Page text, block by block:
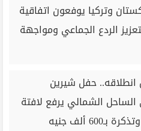
وتركيا يوفعون اتفاقية
الردع الجماعي ومواجهة
حفل شيرين
الشمالي يرفع لافتة
ألف جنيه